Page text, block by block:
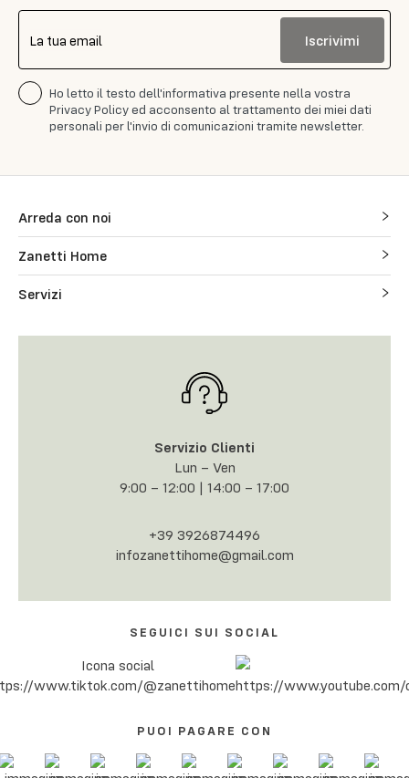
La tua email Iscrivimi
Ho letto il testo dell'informativa presente nella vostra
Privacy Policy ed acconsento al trattamento dei miei dati
personali per l'invio di comunicazioni tramite newsletter.
Arreda con noi
Zanetti Home
Servizi
Servizio Clienti
Lun – Ven
9:00 – 12:00 | 14:00 – 17:00
+39 3926874496
infozanettihome@gmail.com
SEGUICI SUI SOCIAL
PUOI PAGARE CON